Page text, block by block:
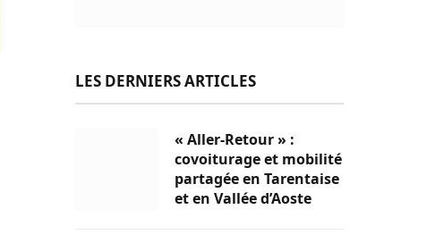
LES DERNIERS ARTICLES
« Aller-Retour » :
covoiturage et mobilité
partagée en Tarentaise
et en Vallée d’Aoste